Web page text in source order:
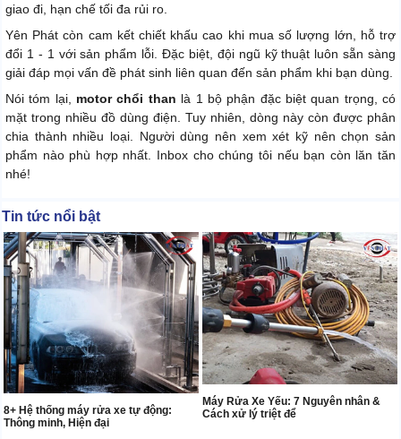
giao đi, hạn chế tối đa rủi ro.
Yên Phát còn cam kết chiết khấu cao khi mua số lượng lớn, hỗ trợ
đổi 1 - 1 với sản phẩm lỗi. Đặc biệt, đội ngũ kỹ thuật luôn sẵn sàng
giải đáp mọi vấn đề phát sinh liên quan đến sản phẩm khi bạn dùng.
Nói tóm lại, motor chổi than là 1 bộ phận đặc biệt quan trọng, có
mặt trong nhiều đồ dùng điện. Tuy nhiên, dòng này còn được phân
chia thành nhiều loại. Người dùng nên xem xét kỹ nên chọn sản
phẩm nào phù hợp nhất. Inbox cho chúng tôi nếu bạn còn lăn tăn
nhé!
Tin tức nổi bật
8+ Hệ thống máy rửa xe tự động:
Thông minh, Hiện đại
Máy Rửa Xe Yếu: 7 Nguyên nhân &
Cách xử lý triệt để